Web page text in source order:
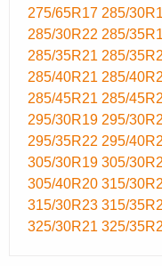
275/65R17 285/
285/30R22 285/
285/35R21 285/
285/40R21 285/
285/45R21 285/
295/30R19 295/
295/35R22 295/
305/30R19 305/
305/40R20 315/
315/30R23 315/
325/30R21 325/